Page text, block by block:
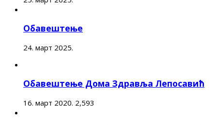
Обавештење
24. март 2025.
Обавештење Дома Здравља Лепосавић
16. март 2020. 2,593